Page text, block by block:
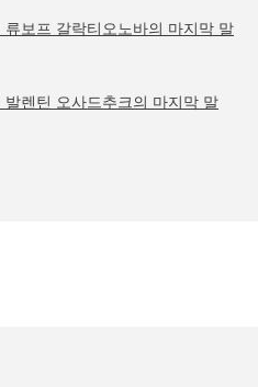
보프 갈락티오노바의 마지막 말
렌틴 오사드추크의 마지막 말